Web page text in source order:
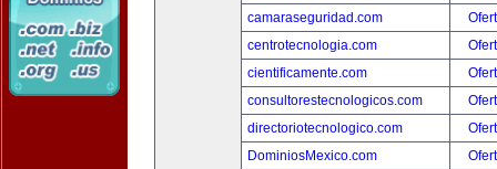
camaraseguridad.com
centrotecnologia.com
cientificamente.com
consultorestecnologicos.com
directoriotecnologico.com
DominiosMexico.com